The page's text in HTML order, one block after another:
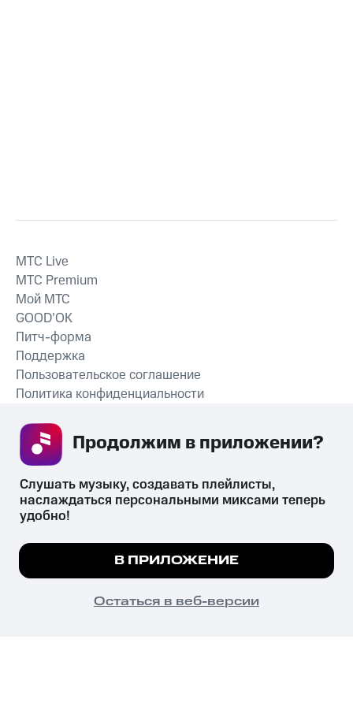
СКАЧАТЬ ПРИЛОЖЕНИЕ
MTС Live
MTС Premium
Мой МТС
GOOD’OK
Питч-форма
Поддержка
Пользовательское соглашение
Политика конфиденциальности
психотропных веществ, их аналогов причиняет вред здоровью,
их незаконный оборот запрещён и влечёт установленную
законодательством ответственность.
© 2026 ООО «КИОН».
Все права защищены
Мы используем куки, чтобы на сайте все
Подробнее
ПОНЯТНО
Слушать музыку, создавать плейлисты,
наслаждаться персональными миксами теперь
удобно!
В ПРИЛОЖЕНИЕ
Остаться в веб-версии